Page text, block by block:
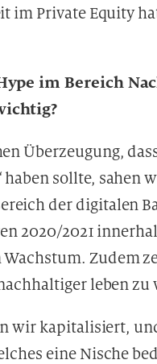
im Private Equity
im Bereich
Überzeugung,
haben sollte, sahen
der digitalen
2020/2021
Zudem
leben zu
wir kapitalisiert,
eine Nische